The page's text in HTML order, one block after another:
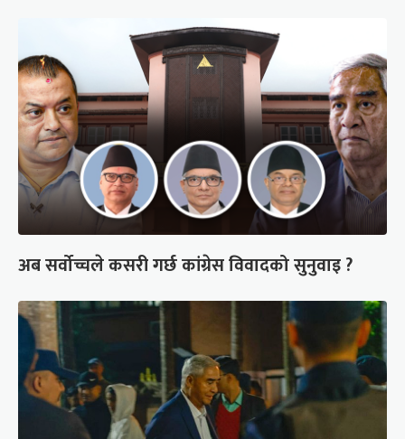
अब सर्वोच्चले कसरी गर्छ कांग्रेस विवादको सुनुवाइ ?